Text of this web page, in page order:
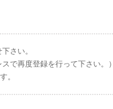
さい。
で再度登録を行って下さい。）
。